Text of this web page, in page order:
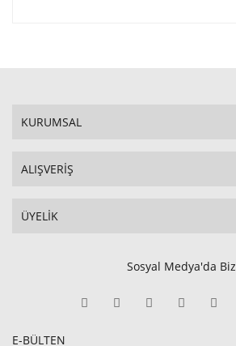
KURUMSAL
ALIŞVERİŞ
ÜYELİK
Sosyal Medya'da Biz
E-BÜLTEN